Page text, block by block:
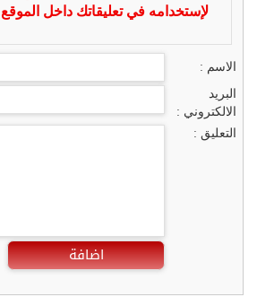
لإستخدامه في تعليقاتك داخل الموقع
الاسم :
البريد
الالكتروني :
التعليق :
اضافة